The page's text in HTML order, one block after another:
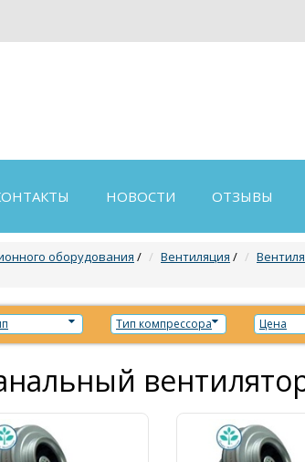
НОВОСТИ ОТЗЫВЫ
оборудования / Вентиляция /
Тип компрессора Цена